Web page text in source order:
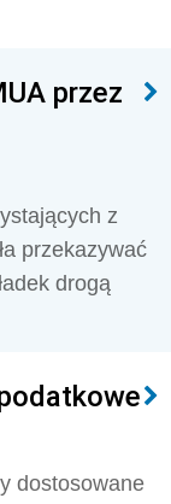
przez
z
przekazywać
drogą
dostosowane